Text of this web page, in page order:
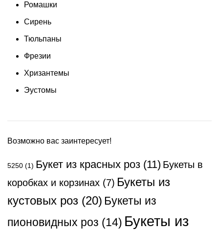
Ромашки
Сирень
Тюльпаны
Фрезии
Хризантемы
Эустомы
Возможно вас заинтересует!
5250 (1) Букет из красных роз (11) Букеты в
коробках и корзинах (7) Букеты из
кустовых роз (20) Букеты из
пионовидных роз (14) Букеты из